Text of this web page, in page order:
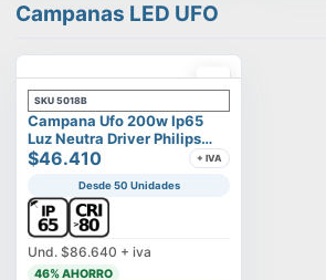
Campanas LED UFO
SKU 5018B
Campana Ufo 200w Ip65
Luz Neutra Driver Philips
Modelo Eltanin
$46.410 + IVA
Desde 50 Unidades
Und. $86.640 + iva
46% AHORRO